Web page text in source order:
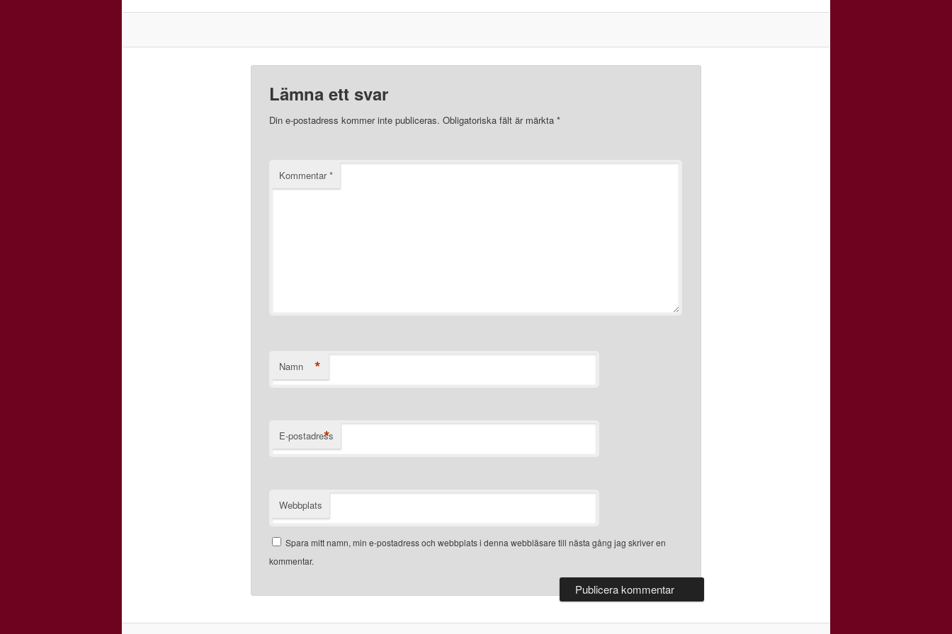
Lämna ett svar
Din e-postadress kommer inte publiceras. Obligatoriska fält är märkta *
Kommentar*
Namn *
E-postadress
*
Webbplats
Spara mitt namn, min e-postadress och webbplats i denna webbläsare till nästa gång jag skriver en
kommentar.